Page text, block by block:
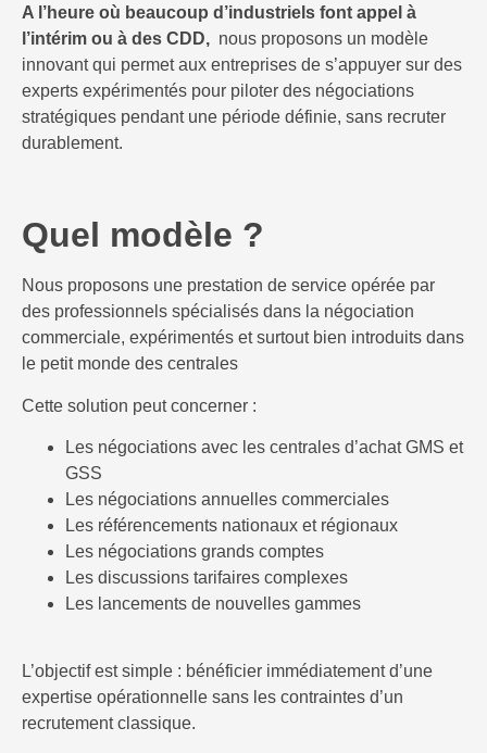
A l’heure où beaucoup d’industriels font appel à
l’intérim ou à des CDD, nous proposons un modèle
innovant qui permet aux entreprises de s’appuyer sur des
experts expérimentés pour piloter des négociations
stratégiques pendant une période définie, sans recruter
durablement.
Quel modèle ?
Nous proposons une prestation de service opérée par
des professionnels spécialisés dans la négociation
commerciale, expérimentés et surtout bien introduits dans
le petit monde des centrales
Cette solution peut concerner :
Les négociations avec les centrales d’achat GMS et
GSS
Les négociations annuelles commerciales
Les référencements nationaux et régionaux
Les négociations grands comptes
Les discussions tarifaires complexes
Les lancements de nouvelles gammes
L’objectif est simple : bénéficier immédiatement d’une
expertise opérationnelle sans les contraintes d’un
recrutement classique.